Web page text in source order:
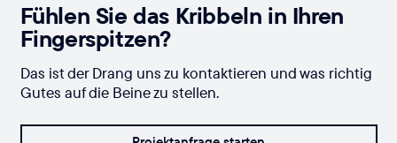
Fühlen Sie das Kribbeln in Ihren
Fingerspitzen?
Das ist der Drang uns zu kontaktieren und was richtig
Gutes auf die Beine zu stellen.